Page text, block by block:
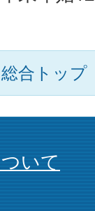
総合トップ
いて